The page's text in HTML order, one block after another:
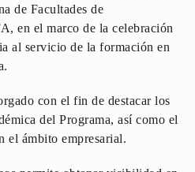
de Facultades de
en el marco de la celebración
al servicio de la formación en
con el fin de destacar los
del Programa, así como el
el ámbito empresarial.